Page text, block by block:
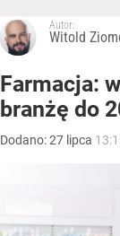
Autor:
Witold
Farmacja:
branżę do
Dodano:27 lipca